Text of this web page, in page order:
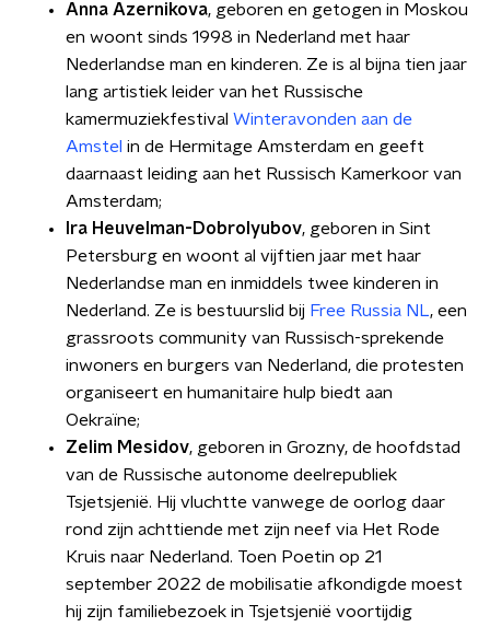
Anna Azernikova, geboren en getogen in Moskou
en woont sinds 1998 in Nederland met haar
Nederlandse man en kinderen. Ze is al bijna tien jaar
lang artistiek leider van het Russische
kamermuziekfestival Winteravonden aan de
Amstel in de Hermitage Amsterdam en geeft
daarnaast leiding aan het Russisch Kamerkoor van
Amsterdam;
Ira Heuvelman-Dobrolyubov, geboren in Sint
Petersburg en woont al vijftien jaar met haar
Nederlandse man en inmiddels twee kinderen in
Nederland. Ze is bestuurslid bij Free Russia NL, een
grassroots community van Russisch-sprekende
inwoners en burgers van Nederland, die protesten
organiseert en humanitaire hulp biedt aan
Oekraïne;
Zelim Mesidov, geboren in Grozny, de hoofdstad
van de Russische autonome deelrepubliek
Tsjetsjenië. Hij vluchtte vanwege de oorlog daar
rond zijn achttiende met zijn neef via Het Rode
Kruis naar Nederland. Toen Poetin op 21
september 2022 de mobilisatie afkondigde moest
hij zijn familiebezoek in Tsjetsjenië voortijdig